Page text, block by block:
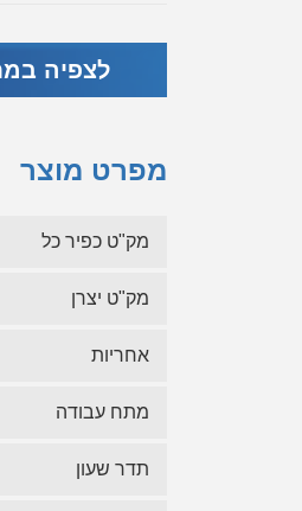
לצפיה
מפרט מוצר
מק"ט כפיר כל
מק"ט יצרן
אחריות
מתח עבודה
תדר שעון